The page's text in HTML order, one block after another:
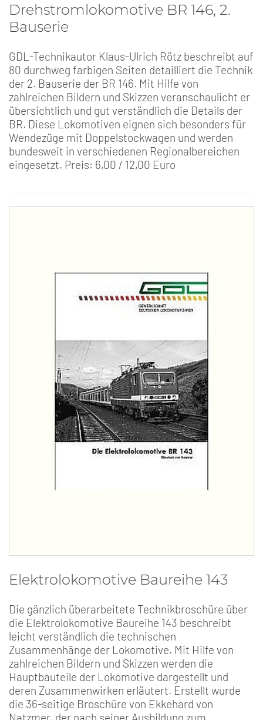
Drehstromlokomotive BR 146, 2.
Bauserie
GDL-Technikautor Klaus-Ulrich Rötz beschreibt auf
80 durchweg farbigen Seiten detailliert die Technik
der 2. Bauserie der BR 146. Mit Hilfe von
zahlreichen Bildern und Skizzen veranschaulicht er
übersichtlich und gut verständlich die Details der
BR. Diese Lokomotiven eignen sich besonders für
Wendezüge mit Doppelstockwagen und werden
bundesweit in verschiedenen Regionalbereichen
eingesetzt. Preis: 6,00 / 12,00 Euro
Elektrolokomotive Baureihe 143
Die gänzlich überarbeitete Technikbroschüre über
die Elektrolokomotive Baureihe 143 beschreibt
leicht verständlich die technischen
Zusammenhänge der Lokomotive. Mit Hilfe von
zahlreichen Bildern und Skizzen werden die
Hauptbauteile der Lokomotive dargestellt und
deren Zusammenwirken erläutert. Erstellt wurde
die 36-seitige Broschüre von Ekkehard von